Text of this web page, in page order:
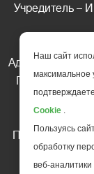
Учредитель –
Адрес
Перепечатка
Наш сайт
максимальное
Cookie .
Пользуясь
обработку
веб-